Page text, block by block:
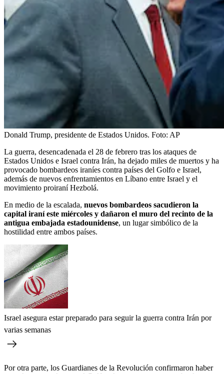
Donald Trump, presidente de Estados Unidos. Foto: AP
La guerra, desencadenada el 28 de febrero tras los ataques de
Estados Unidos e Israel contra Irán, ha dejado miles de muertos y ha
provocado bombardeos iraníes contra países del Golfo e Israel,
además de nuevos enfrentamientos en Líbano entre Israel y el
movimiento proiraní Hezbolá.
En medio de la escalada, nuevos bombardeos sacudieron la
capital iraní este miércoles y dañaron el muro del recinto de la
antigua embajada estadounidense, un lugar simbólico de la
hostilidad entre ambos países.
Israel asegura estar preparado para seguir la guerra contra Irán por
varias semanas
Por otra parte, los Guardianes de la Revolución confirmaron haber